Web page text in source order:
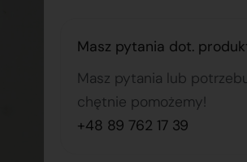
Masz pytania dot.
Masz pytania lub
chętnie pomożemy!
+48 89 762 17 39